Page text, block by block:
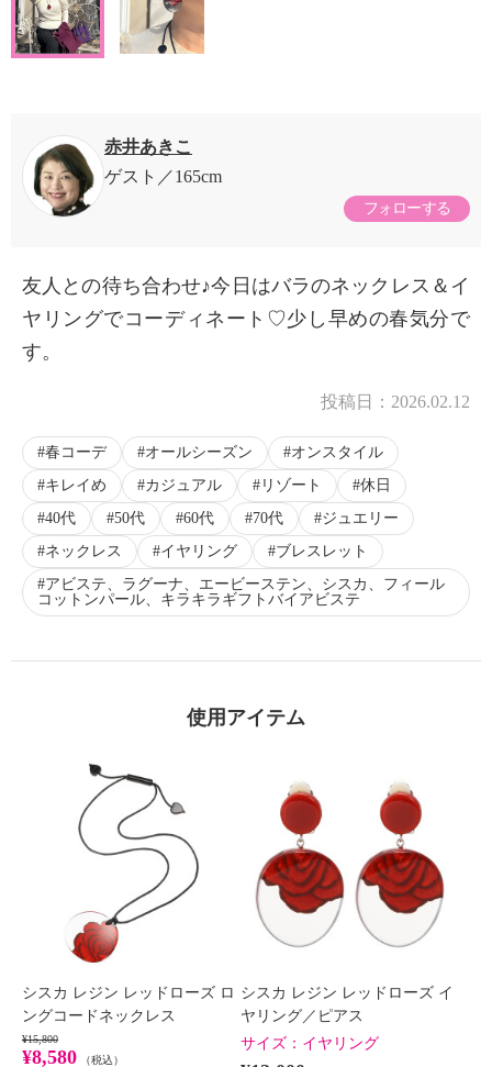
赤井あきこ
ゲスト
165cm
フォローする
友人との待ち合わせ♪今日はバラのネックレス＆イ
ヤリングでコーディネート♡少し早めの春気分で
す。
投稿日： 2026.02.12
春コーデ オールシーズン
オンスタイル
キレイめ
カジュアル リゾート
休日
40代
50代 60代 70代
ジュエリー
ネックレス
イヤリング
ブレスレット
アビステ、ラグーナ、エービーステン、シスカ、フィール
コットンパール、キラキラギフトバイアビステ
使用アイテム
シスカ レジン レッドローズ ロ
ングコードネックレス
¥15,800
¥8,580 （税込）
シスカ レジン レッドローズ イ
ヤリング／ピアス
サイズ： イヤリング